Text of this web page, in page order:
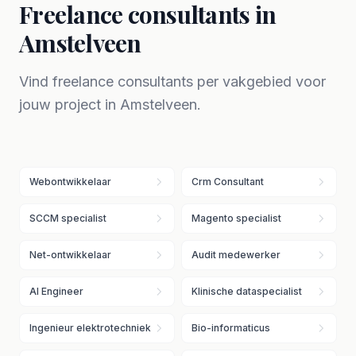
Freelance consultants in
Amstelveen
Vind freelance consultants per vakgebied voor
jouw project in Amstelveen.
Webontwikkelaar Crm Consultant
SCCM specialist Magento specialist
Net-ontwikkelaar Audit medewerker
AI Engineer Klinische dataspecialist
Ingenieur elektrotechniek Bio-informaticus